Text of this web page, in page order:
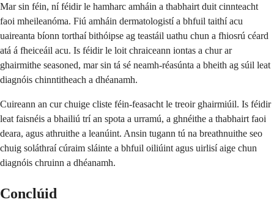
Mar sin féin, ní féidir le hamharc amháin a thabhairt duit cinnteacht
faoi mheileanóma. Fiú amháin dermatologistí a bhfuil taithí acu
uaireanta bíonn torthaí bithóipse ag teastáil uathu chun a fhiosrú céard
atá á fheiceáil acu. Is féidir le loit chraiceann iontas a chur ar
ghairmithe seasoned, mar sin tá sé neamh-réasúnta a bheith ag súil leat
diagnóis chinntitheach a dhéanamh.
Cuireann an cur chuige cliste féin-feasacht le treoir ghairmiúil. Is féidir
leat faisnéis a bhailiú trí an spota a urramú, a ghnéithe a thabhairt faoi
deara, agus athruithe a leanúint. Ansin tugann tú na breathnuithe seo
chuig soláthraí cúraim sláinte a bhfuil oiliúint agus uirlisí aige chun
diagnóis chruinn a dhéanamh.
Conclúid